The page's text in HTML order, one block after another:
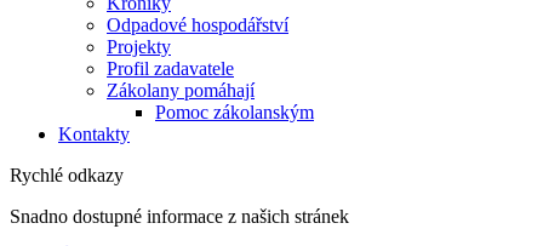
Odpadové hospodářství
Projekty
Profil zadavatele
Zákolany pomáhají
Pomoc zákolanským
Kontakty
Rychlé odkazy
Snadno dostupné informace z našich stránek